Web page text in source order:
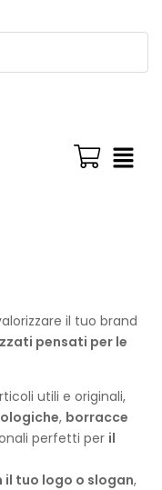
il tuo brand
pensati per le
utili e originali,
, borracce
perfetti per il
tuo logo o slogan,